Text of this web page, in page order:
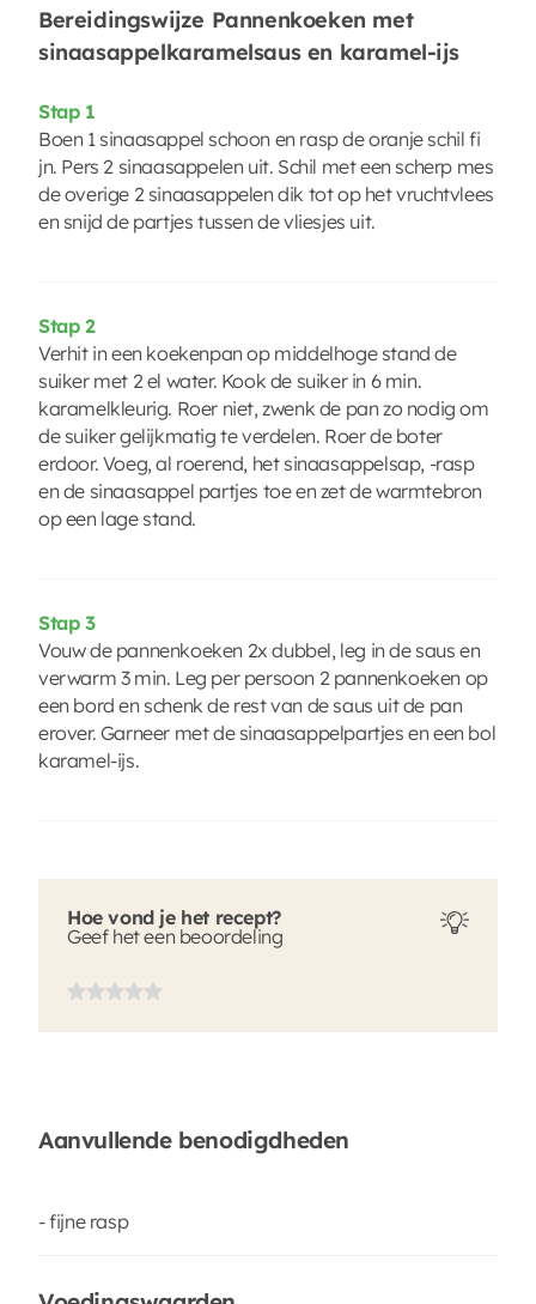
Bereidingswijze Pannenkoeken met
sinaasappelkaramelsaus en karamel-ijs
Stap 1
Boen 1 sinaasappel schoon en rasp de oranje schil fi
jn. Pers 2 sinaasappelen uit. Schil met een scherp mes
de overige 2 sinaasappelen dik tot op het vruchtvlees
en snijd de partjes tussen de vliesjes uit.
Stap 2
Verhit in een koekenpan op middelhoge stand de
suiker met 2 el water. Kook de suiker in 6 min.
karamelkleurig. Roer niet, zwenk de pan zo nodig om
de suiker gelijkmatig te verdelen. Roer de boter
erdoor. Voeg, al roerend, het sinaasappelsap, -rasp
en de sinaasappel partjes toe en zet de warmtebron
op een lage stand.
Stap 3
Vouw de pannenkoeken 2x dubbel, leg in de saus en
verwarm 3 min. Leg per persoon 2 pannenkoeken op
een bord en schenk de rest van de saus uit de pan
erover. Garneer met de sinaasappelpartjes en een bol
karamel-ijs.
Hoe vond je het recept?
Geef het een beoordeling
Aanvullende benodigdheden
- fijne rasp